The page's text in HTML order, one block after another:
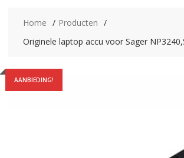
Home
Producten
Originele laptop accu voor Sager
AANBIEDING!